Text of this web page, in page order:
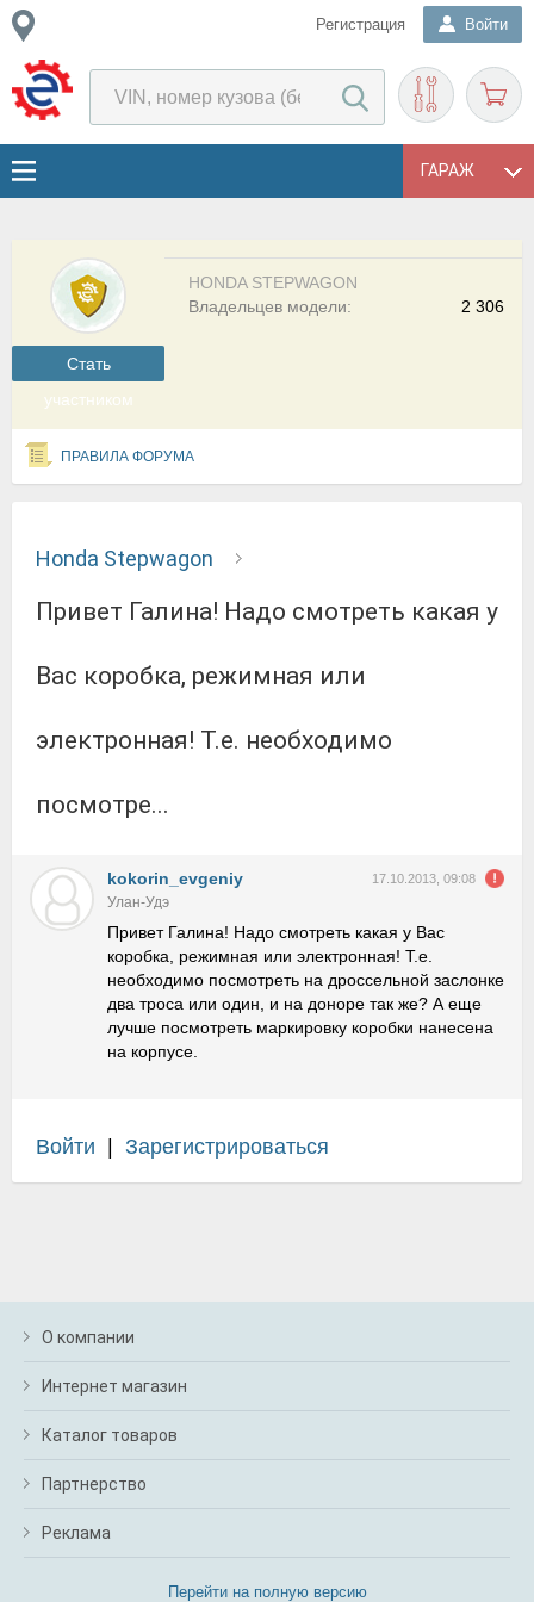
Регистрация Войти
ГАРАЖ
Cтать
участником
HONDA STEPWAGON
2 306
Владельцев модели:
ПРАВИЛА ФОРУМА
Honda Stepwagon
Привет Галина! Надо смотреть какая у
Вас коробка, режимная или
электронная! Т.е. необходимо
посмотре...
kokorin_evgeniy 17.10.2013, 09:08
Улан-Удэ
Привет Галина! Надо смотреть какая у Вас
коробка, режимная или электронная! Т.е.
необходимо посмотреть на дроссельной заслонке
два троса или один, и на доноре так же? А еще
лучше посмотреть маркировку коробки нанесена
на корпусе.
Войти Зарегистрироваться
О компании
Интернет магазин
Каталог товаров
Партнерство
Реклама
Перейти на полную версию